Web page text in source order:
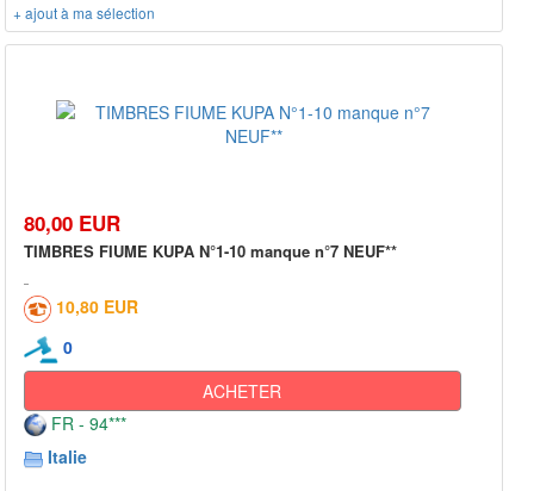
+ ajout à ma sélection
80,00 EUR
TIMBRES FIUME KUPA N°1-10 manque n°7 NEUF**
10,80 EUR
0
ACHETER
FR - 94***
Italie